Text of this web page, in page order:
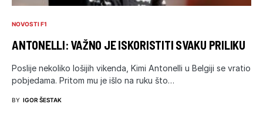
NOVOSTI F1
ANTONELLI: VAŽNO JE ISKORISTITI SVAKU PRILIKU
Poslije nekoliko lošijih vikenda, Kimi Antonelli u Belgiji se vratio
pobjedama. Pritom mu je išlo na ruku što…
BY IGOR ŠESTAK